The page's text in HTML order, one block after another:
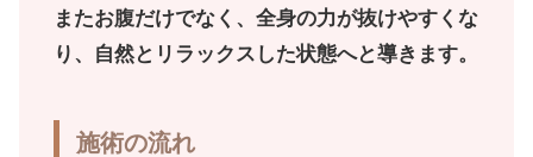
またお腹だけでなく、全身の力が抜けやすくな
り、自然とリラックスした状態へと導きます。
施術の流れ